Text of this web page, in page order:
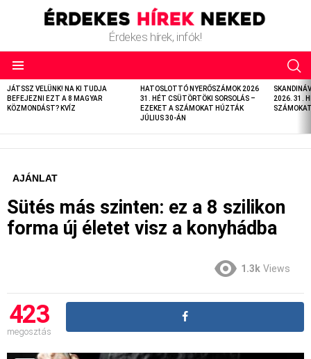
Érdekes hírek, infók!
LATEST
STORIES
JÁTSSZ VELÜNK! NA KI TUDJA
BEFEJEZNI EZT A 8 MAGYAR
KÖZMONDÁST? KVÍZ
HATOSLOTTÓ NYERŐSZÁMOK 2026
31. HÉT CSÜTÖRTÖKI SORSOLÁS –
EZEKET A SZÁMOKAT HÚZTÁK
JÚLIUS 30-ÁN
2026. 31.
AJÁNLAT
Sütés más szinten: ez a 8 szilikon
forma új életet visz a konyhádba
1.3k Views
423
megosztás